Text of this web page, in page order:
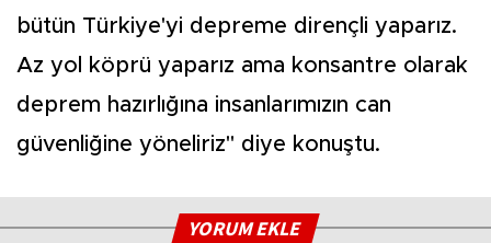
bütün Türkiye'yi depreme dirençli yaparız.
Az yol köprü yaparız ama konsantre olarak
deprem hazırlığına insanlarımızın can
güvenliğine yöneliriz" diye konuştu.
YORUM EKLE